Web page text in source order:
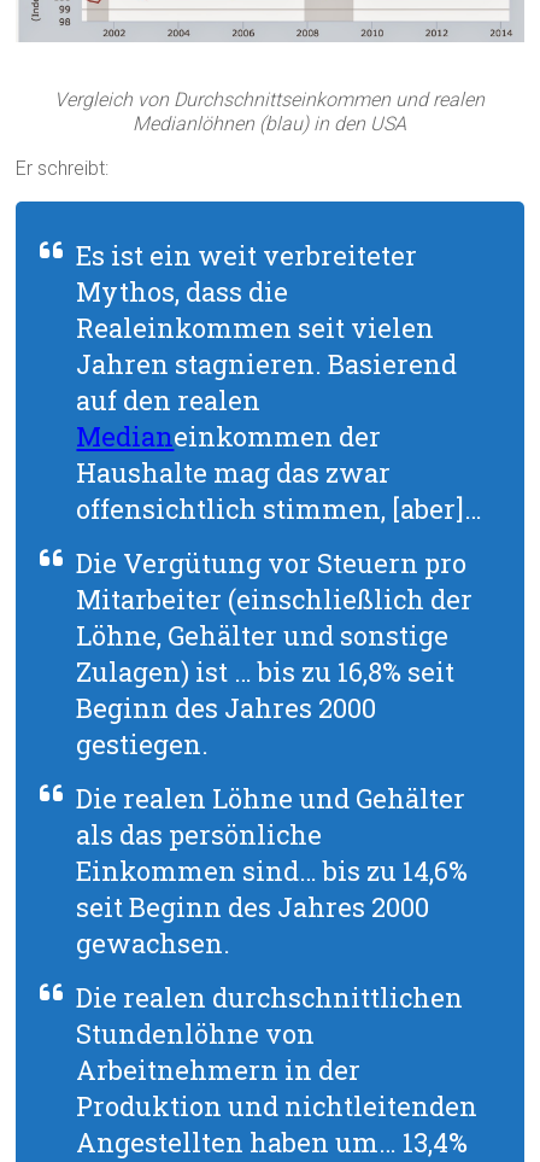
Vergleich von Durchschnittseinkommen und realen
Medianlöhnen (blau) in den USA
Er schreibt:
Es ist ein weit verbreiteter
Mythos, dass die
Realeinkommen seit vielen
Jahren stagnieren. Basierend
auf den realen
Medianeinkommen der
Haushalte mag das zwar
offensichtlich stimmen, [aber]…
Die Vergütung vor Steuern pro
Mitarbeiter (einschließlich der
Löhne, Gehälter und sonstige
Zulagen) ist … bis zu 16,8% seit
Beginn des Jahres 2000
gestiegen.
Die realen Löhne und Gehälter
als das persönliche
Einkommen sind… bis zu 14,6%
seit Beginn des Jahres 2000
gewachsen.
Die realen durchschnittlichen
Stundenlöhne von
Arbeitnehmern in der
Produktion und nichtleitenden
Angestellten haben um… 13,4%